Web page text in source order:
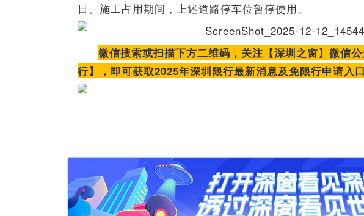
日。施工占用期间，上述道路停车位暂停使用。
微信搜索或扫描下方二维码，关注【深圳之窗】微信
行】，即可获取2025年深圳限行最新消息及免限行申请入口